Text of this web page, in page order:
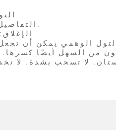
*
* التفاصيل: تفاصيل الكشكشة.
*
من السهل أيضًا كسرها.